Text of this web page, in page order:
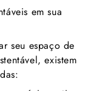
em sua
seu espaço de
existem